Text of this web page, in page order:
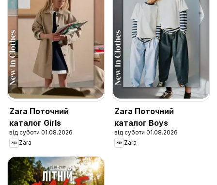
Zara Поточний
каталог Girls
від суботи 01.08.2026
Zara
Zara Поточний
каталог Boys
від суботи 01.08.2026
Zara